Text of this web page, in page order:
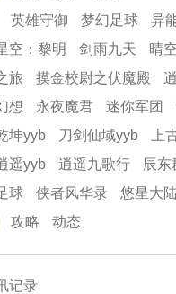
英雄守御 梦幻足球 异
空：黎明
剑雨九天 晴
旅
摸金校尉之伏魔殿
想
永夜魔君 迷你军团
坤yyb
刀剑仙域yyb 上
遥yyb
逍遥九歌行 辰东
球
侠者风华录 悠星大
攻略 动态
记录